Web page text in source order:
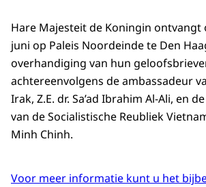
Hare Majesteit de Koningin ontvangt
juni op Paleis Noordeinde te Den
overhandiging van hun
achtereenvolgens de ambassadeur
Irak, Z.E. dr. Sa’ad Ibrahim Al-Ali, en
van de Socialistische Reubliek
Minh Chinh.
Voor meer informatie kunt u het